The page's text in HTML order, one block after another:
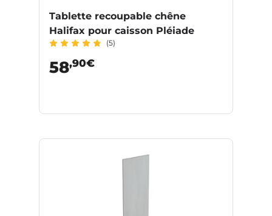
Tablette recoupable chêne
Halifax pour caisson Pléiade
(5)
58,90€